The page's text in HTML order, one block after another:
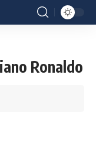
Ronaldo